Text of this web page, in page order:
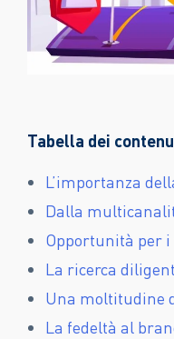
Tabella dei
L’importanza
Dalla
Opportunità per
La ricerca
Una moltitudine
La fedeltà al